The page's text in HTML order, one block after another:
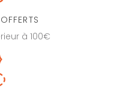
à 100€